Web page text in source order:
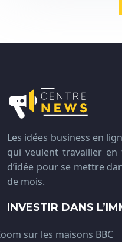
Les idées business en
qui veulent travailler
d’idée pour se mettre
de mois.
INVESTIR DANS
sur les maisons BBC